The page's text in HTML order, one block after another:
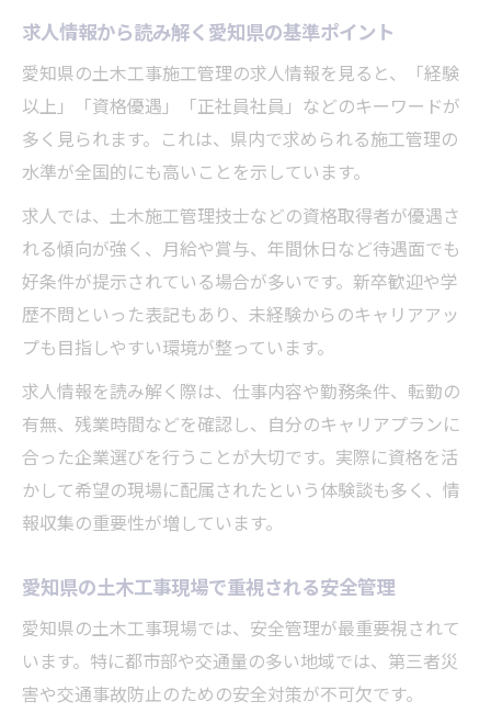
求人情報から読み解く愛知県の基準ポイント
愛知県の土木工事施工管理の求人情報を見ると、「経験
以上」「資格優遇」「正社員社員」などのキーワードが
多く見られます。これは、県内で求められる施工管理の
水準が全国的にも高いことを示しています。
求人では、土木施工管理技士などの資格取得者が優遇さ
れる傾向が強く、月給や賞与、年間休日など待遇面でも
好条件が提示されている場合が多いです。新卒歓迎や学
歴不問といった表記もあり、未経験からのキャリアアッ
プも目指しやすい環境が整っています。
求人情報を読み解く際は、仕事内容や勤務条件、転勤の
有無、残業時間などを確認し、自分のキャリアプランに
合った企業選びを行うことが大切です。実際に資格を活
かして希望の現場に配属されたという体験談も多く、情
報収集の重要性が増しています。
愛知県の土木工事現場で重視される安全管理
愛知県の土木工事現場では、安全管理が最重要視されて
います。特に都市部や交通量の多い地域では、第三者災
害や交通事故防止のための安全対策が不可欠です。